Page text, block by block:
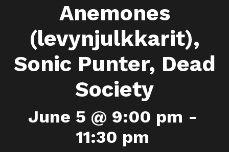
Anemones
(levynjulkkarit),
Sonic Punter, Dead
Society
June 5 @ 9:00 pm -
11:30 pm